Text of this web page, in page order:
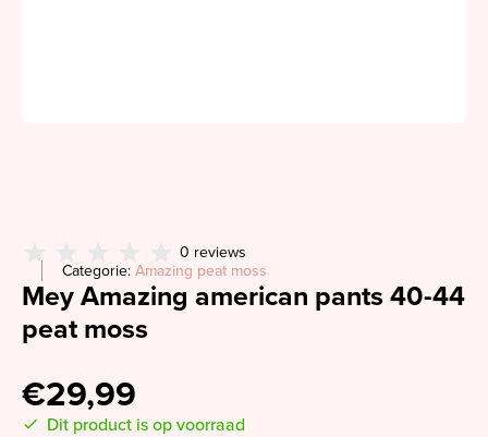
0 reviews
Categorie: Amazing peat moss
Mey Amazing american pants 40-44
peat moss
€29,99
Dit product is op voorraad